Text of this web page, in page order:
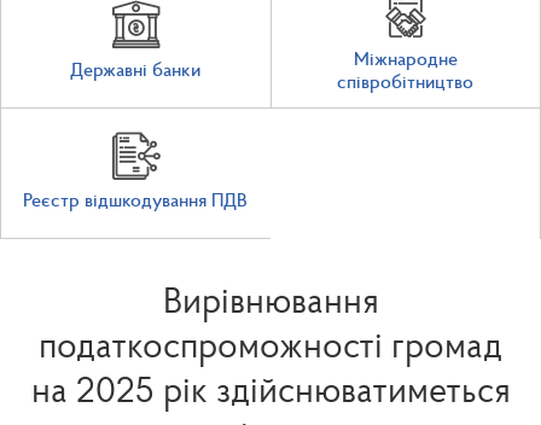
Державні банки
Міжнародне
співробітництво
Реєстр відшкодування ПДВ
Вирівнювання
податкоспроможності громад
на 2025 рік здійснюватиметься